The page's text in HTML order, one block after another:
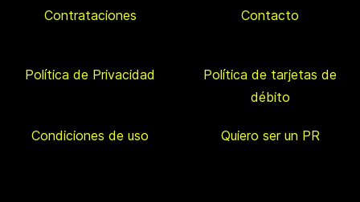
Contrataciones Contacto
Política de Privacidad
Política de tarjetas de
débito
Condiciones de uso Quiero ser un PR